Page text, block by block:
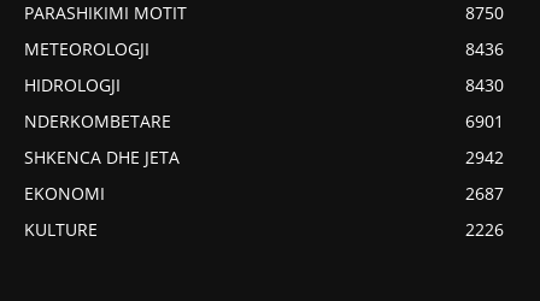
PARASHIKIMI MOTIT
8750
METEOROLOGJI
8436
HIDROLOGJI
8430
NDERKOMBETARE
6901
SHKENCA DHE JETA
2942
EKONOMI
2687
KULTURE
2226